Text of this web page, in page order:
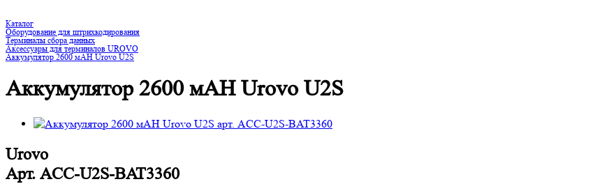
Каталог
Оборудование для штрихкодирования
Терминалы сбора данных
Аксессуары для терминалов UROVO
Аккумулятор 2600 мAH Urovo U2S
Аккумулятор 2600 мAH Urovo U2S
Urovo
Арт. ACC-U2S-BAT3360